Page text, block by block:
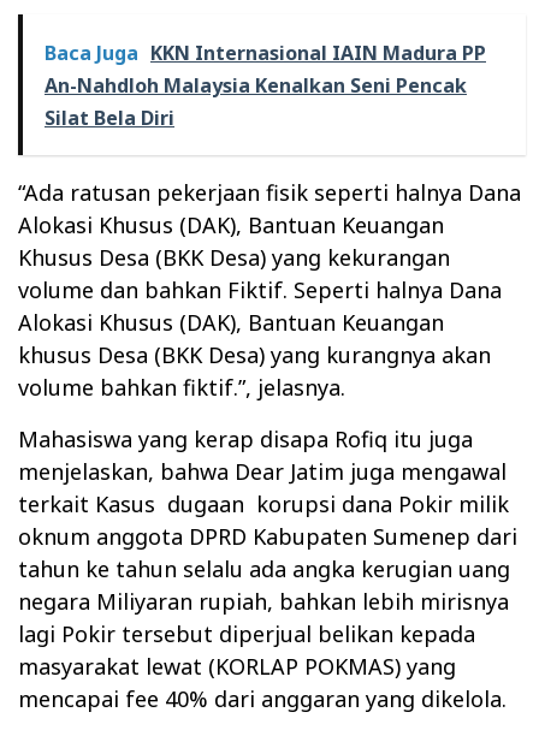
Baca Juga KKN Internasional IAIN Madura PP
An-Nahdloh Malaysia Kenalkan Seni Pencak
Silat Bela Diri
“Ada ratusan pekerjaan fisik seperti halnya Dana
Alokasi Khusus (DAK), Bantuan Keuangan
Khusus Desa (BKK Desa) yang kekurangan
volume dan bahkan Fiktif. Seperti halnya Dana
Alokasi Khusus (DAK), Bantuan Keuangan
khusus Desa (BKK Desa) yang kurangnya akan
volume bahkan fiktif.”, jelasnya.
Mahasiswa yang kerap disapa Rofiq itu juga
menjelaskan, bahwa Dear Jatim juga mengawal
terkait Kasus dugaan korupsi dana Pokir milik
oknum anggota DPRD Kabupaten Sumenep dari
tahun ke tahun selalu ada angka kerugian uang
negara Miliyaran rupiah, bahkan lebih mirisnya
lagi Pokir tersebut diperjual belikan kepada
masyarakat lewat (KORLAP POKMAS) yang
mencapai fee 40% dari anggaran yang dikelola.